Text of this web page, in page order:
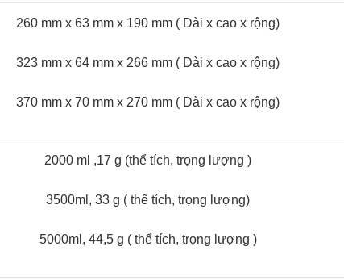
260 mm x 63 mm x 190 mm ( Dài x cao x rộng)
323 mm x 64 mm x 266 mm ( Dài x cao x rộng)
370 mm x 70 mm x 270 mm ( Dài x cao x rộng)
2000 ml ,17 g (thể tích, trọng lượng )
3500ml, 33 g ( thể tích, trọng lượng)
5000ml, 44,5 g ( thể tích, trọng lượng )